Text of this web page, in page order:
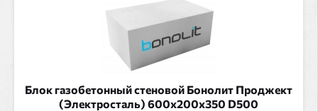
Блок газобетонный стеновой Бонолит Проджект
(Электросталь) 600x200x350 D500